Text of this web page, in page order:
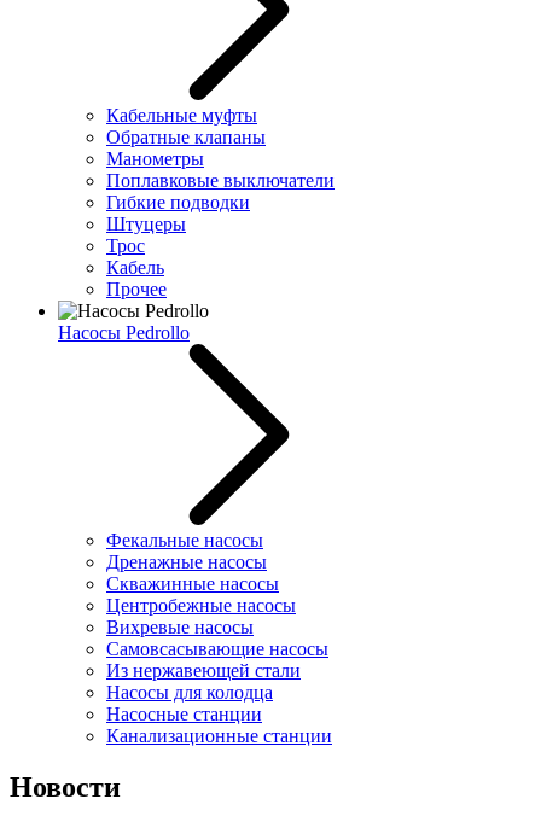
Кабельные муфты
Обратные клапаны
Манометры
Поплавковые выключатели
Гибкие подводки
Штуцеры
Трос
Кабель
Прочее
Насосы Pedrollo
Фекальные насосы
Дренажные насосы
Скважинные насосы
Центробежные насосы
Вихревые насосы
Самовсасывающие насосы
Из нержавеющей стали
Насосы для колодца
Насосные станции
Канализационные станции
Новости